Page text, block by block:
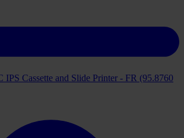
IPS Cassette and Slide Printer - FR (95.8760